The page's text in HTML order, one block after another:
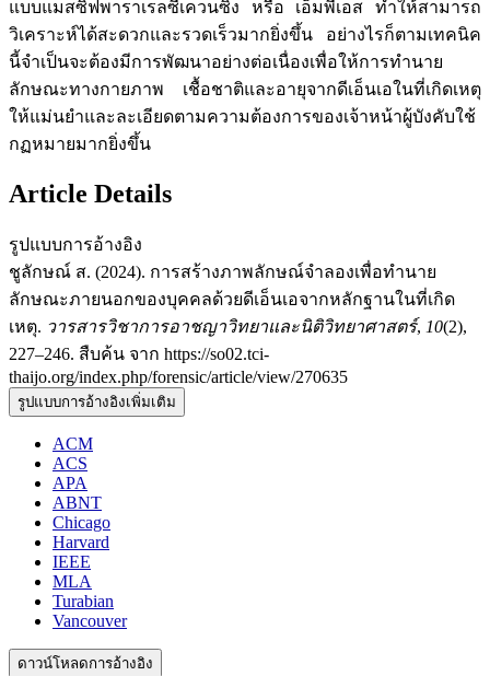
แบบแมสซิฟพาราเรลซีเควนซิง หรือ เอ็มพีเอส ทำให้สามารถ
วิเคราะห์ได้สะดวกและรวดเร็วมากยิ่งขึ้น อย่างไรก็ตามเทคนิค
นี้จำเป็นจะต้องมีการพัฒนาอย่างต่อเนื่องเพื่อให้การทำนาย
ลักษณะทางกายภาพ เชื้อชาติและอายุจากดีเอ็นเอในที่เกิดเหตุ
ให้แม่นยำและละเอียดตามความต้องการของเจ้าหน้าผู้บังคับใช้
กฏหมายมากยิ่งขึ้น
Article Details
รูปแบบการอ้างอิง
ชูลักษณ์ ส. (2024). การสร้างภาพลักษณ์จำลองเพื่อทำนาย
ลักษณะภายนอกของบุคคลด้วยดีเอ็นเอจากหลักฐานในที่เกิด
เหตุ. วารสารวิชาการอาชญาวิทยาและนิติวิทยาศาสตร์, 10(2),
227–246. สืบค้น จาก https://so02.tci-
thaijo.org/index.php/forensic/article/view/270635
รูปแบบการอ้างอิงเพิ่มเติม
ACM
ACS
APA
ABNT
Chicago
Harvard
IEEE
MLA
Turabian
Vancouver
ดาวน์โหลดการอ้างอิง